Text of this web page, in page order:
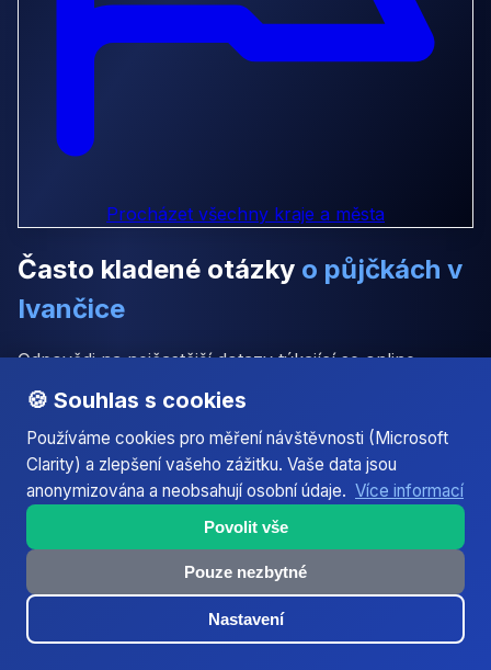
Procházet všechny kraje a města
Často kladené otázky o půjčkách v
Ivančice
Odpovědi na nejčastější dotazy týkající se online
půjček v Ivančice. Pokud nenajdete odpověď na svou
otázku, kontaktujte nás.
Půjčka Ivančice: Které společnosti nabízejí
nejlepší podmínky – Město Alfonse Muchy •
Jihomoravský kraj • PSČ 664 91 • cca 9 500
🍪 Souhlas s cookies
Používáme cookies pro měření návštěvnosti (Microsoft
Clarity) a zlepšení vašeho zážitku. Vaše data jsou
anonymizována a neobsahují osobní údaje. Více informací
Povolit vše
Pouze nezbytné
Nastavení